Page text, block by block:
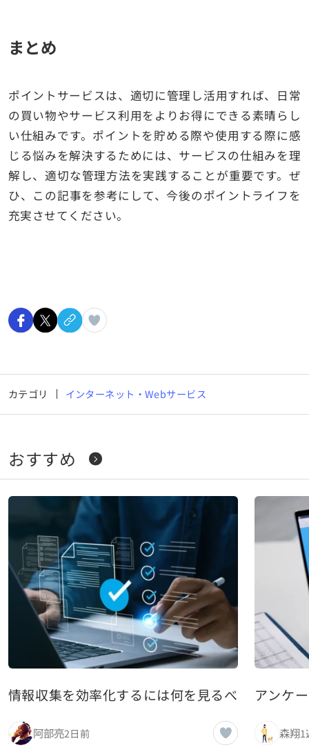
まとめ
ポイントサービスは、適切に管理し活用すれば、日常
の買い物やサービス利用をよりお得にできる素晴らし
い仕組みです。ポイントを貯める際や使用する際に感
じる悩みを解決するためには、サービスの仕組みを理
解し、適切な管理方法を実践することが重要です。ぜ
ひ、この記事を参考にして、今後のポイントライフを
充実させてください。
カテゴリ インターネット・Webサービス
おすすめ
情報収集を効率化するには何を見るべきか 優秀
阿部亮2日前
アンケ
森翔1